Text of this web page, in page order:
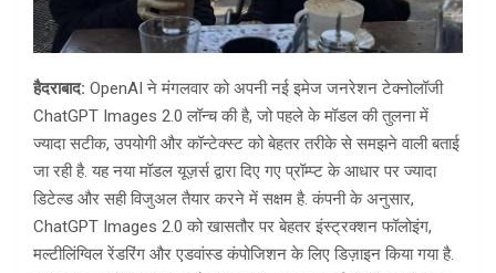
हैदराबाद: OpenAI ने मंगलवार को अपनी नई इमेज जनरेशन टेक्नोलॉजी
ChatGPT Images 2.0 लॉन्च की है, जो पहले के मॉडल की तुलना में
ज्यादा सटीक, उपयोगी और कॉन्टेक्स्ट को बेहतर तरीके से समझने वाली बताई
जा रही है. यह नया मॉडल यूज़र्स द्वारा दिए गए प्रॉम्प्ट के आधार पर ज्यादा
डिटेल्ड और सही विजुअल तैयार करने में सक्षम है. कंपनी के अनुसार,
ChatGPT Images 2.0 को खासतौर पर बेहतर इंस्ट्रक्शन फॉलोइंग,
मल्टीलिंग्विल रेंडरिंग और एडवांस्ड कंपोजिशन के लिए डिज़ाइन किया गया है.